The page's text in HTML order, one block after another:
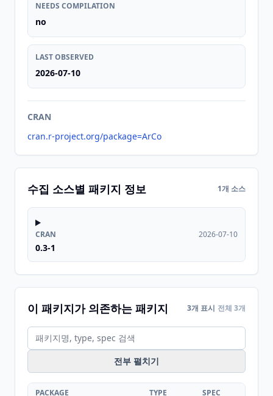
NEEDS COMPILATION
no
LAST OBSERVED
2026-07-10
CRAN
cran.r-project.org/package=ArCo
수집 소스별 패키지 정보 1개 소스
CRAN
0.3-1
2026-07-10
이 패키지가 의존하는 패키지 3개 표시 전체 3개
전부 펼치기
PACKAGE TYPE SPEC